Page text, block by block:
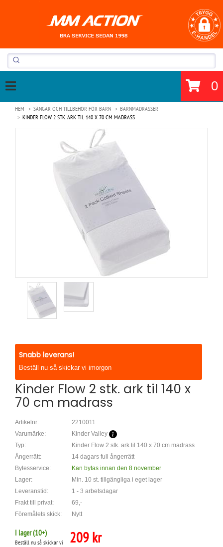
0
HEM SÄNGAR OCH TILLBEHÖR FÖR BARN
BARNMADRASSER
KINDER FLOW 2 STK. ARK TIL 140 X 70 CM MADRASS
Snabb leverans!
Beställ nu så skickar vi imorgon
Kinder Flow 2 stk. ark til 140 x
70 cm madrass
Artikelnr:
2210011
Varumärke:
Kinder Valley
Typ:
Kinder Flow 2 stk. ark til 140 x 70 cm madrass
Ångerrätt:
14 dagars full ångerrätt
Bytesservice:
Kan bytas innan den 8 november
Lager:
Min. 10 st. tillgängliga i eget lager
Leveranstid:
1 - 3 arbetsdagar
Frakt till privat:
69,-
Föremålets skick:
Nytt
I lager (10+)
Beställ nu så skickar vi
209 kr